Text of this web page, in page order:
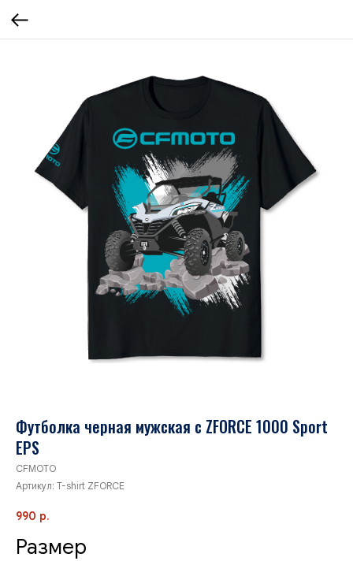
Футболка черная мужская с ZFORCE 1000 Sport
EPS
CFMOTO
Артикул: T-shirt ZFORCE
990 р.
Размер